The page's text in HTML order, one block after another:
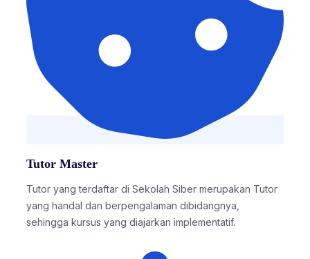
Tutor Master
Tutor yang terdaftar di Sekolah Siber merupakan Tutor
yang handal dan berpengalaman dibidangnya,
sehingga kursus yang diajarkan implementatif.